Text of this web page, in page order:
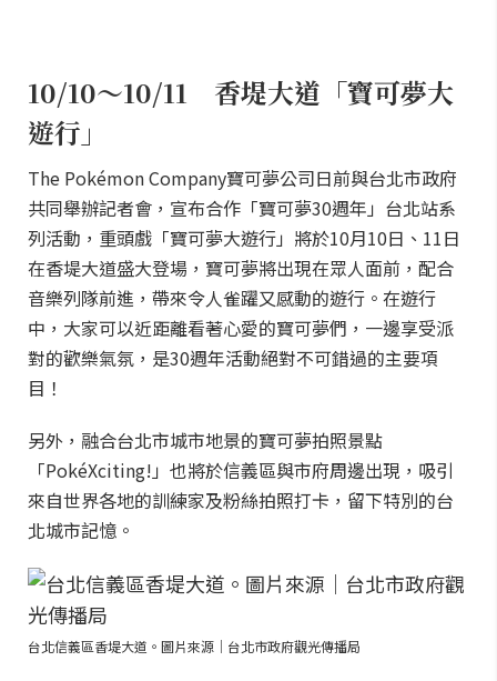
10/10～10/11 香堤大道「寶可夢大
遊行」
The Pokémon Company寶可夢公司日前與台北市政府
共同舉辦記者會，宣布合作「寶可夢30週年」台北站系
列活動，重頭戲「寶可夢大遊行」將於10月10日、11日
在香堤大道盛大登場，寶可夢將出現在眾人面前，配合
音樂列隊前進，帶來令人雀躍又感動的遊行。在遊行
中，大家可以近距離看著心愛的寶可夢們，一邊享受派
對的歡樂氣氛，是30週年活動絕對不可錯過的主要項
目！
另外，融合台北市城市地景的寶可夢拍照景點
「PokéXciting!」也將於信義區與市府周邊出現，吸引
來自世界各地的訓練家及粉絲拍照打卡，留下特別的台
北城市記憶。
台北信義區香堤大道。圖片來源｜台北市政府觀光傳播局